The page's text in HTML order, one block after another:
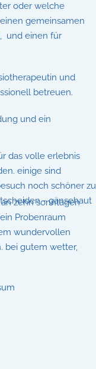
oder welche
gemeinsamen
und einen für
und
betreuen.
und ein
zehn sonntagen
Probenraum
wundervollen
bei gutem wetter,
das volle erlebnis
einige sind
noch schöner zu
- gänsehaut